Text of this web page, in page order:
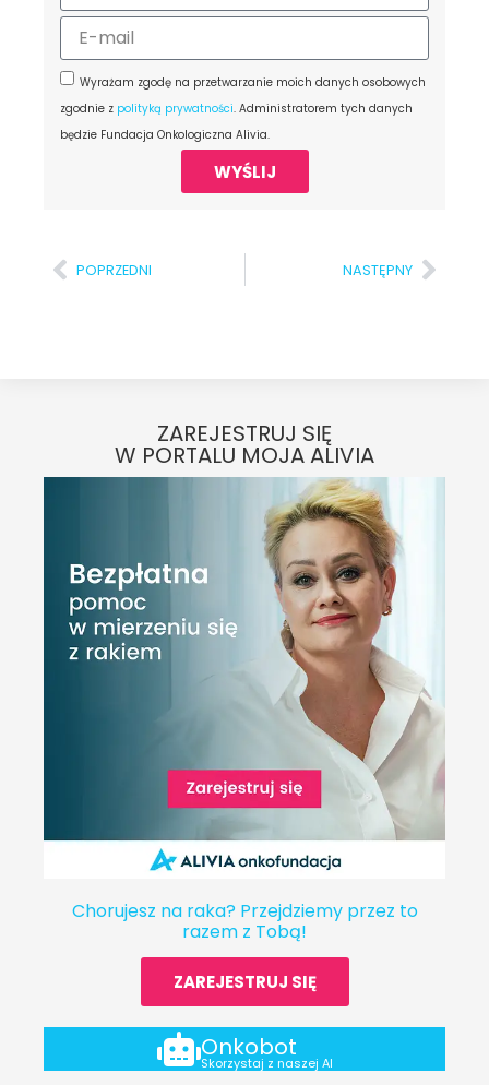
Wyrażam zgodę na przetwarzanie moich danych osobowych
zgodnie z polityką prywatności. Administratorem tych danych
będzie Fundacja Onkologiczna Alivia.
WYŚLIJ
POPRZEDNI NASTĘPNY
ZAREJESTRUJ SIĘ
W PORTALU MOJA ALIVIA
Chorujesz na raka? Przejdziemy przez to
razem z Tobą!
ZAREJESTRUJ SIĘ
Onkobot
Skorzystaj z naszej AI